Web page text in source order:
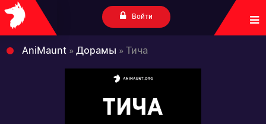
Войти
AniMaunt » Дорамы » Тича